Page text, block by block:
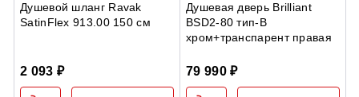
Душевой шланг Ravak
SatinFlex 913.00 150 см
2 093 ₽
Душевая дверь Brilliant
BSD2-80 тип-B
хром+транспарент правая
79 990 ₽